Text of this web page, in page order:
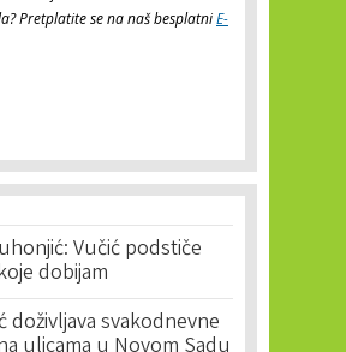
Pretplatite se na naš besplatniE-
Vučić podstiče
dobijam
doživljava svakodnevne